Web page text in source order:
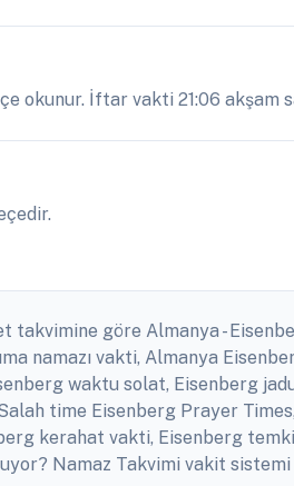
okunur. İftar vakti 21:06 akşam
takvimine göre Almanya -
namazı vakti, Almanya
waktu solat, Eisenberg
time Eisenberg Prayer
kerahat vakti, Eisenberg
Namaz Takvimi vakit